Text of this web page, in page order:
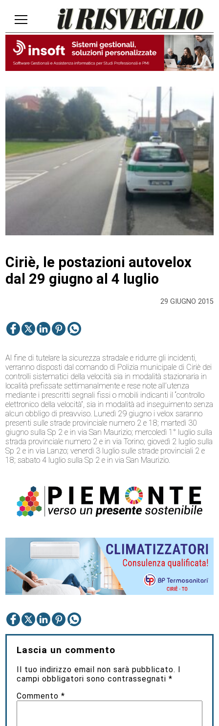
29 GIUGNO 2015
Ciriè, le postazioni autovelox
dal 29 giugno al 4 luglio
Al fine di tutelare la sicurezza stradale e ridurre gli incidenti,
verranno disposti dal comando di Polizia municipale di Ciriè dei
controlli sistematici della velocità sia in modalità stazionaria in
località prefissate settimanalmente e rese note all’utenza
mediante i prescritti segnali fissi o mobili indicanti il “controllo
elettronico della velocità”, sia in modalità ad inseguimento senza
alcun obbligo di preavviso. Lunedì 29 giugno i velox saranno
presenti sulle strade provinciale numero 2 e 18; martedì 30
giugno sulla Sp 2 e in via San Maurizio; mercoledì 1° luglio sulla
strada provinciale numero 2 e in via Torino; giovedì 2 luglio sulla
Sp 2 e in via Lanzo; venerdì 3 luglio sulle strade provinciali 2 e
18; sabato 4 luglio sulla Sp 2 e in via San Maurizio.
Lascia un commento
Il tuo indirizzo email non sarà pubblicato. I
campi obbligatori sono contrassegnati*
Commento*